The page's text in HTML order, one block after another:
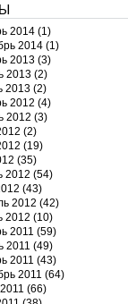
2014(1)
2014(1)
2013(3)
2013(2)
2013(2)
2012 (4)
2012 (3)
(2)
(19)
(35)
2012 (54)
(43)
2012 (42)
2012 (10)
2011 (59)
2011 (49)
2011 (43)
2011 (64)
(66)